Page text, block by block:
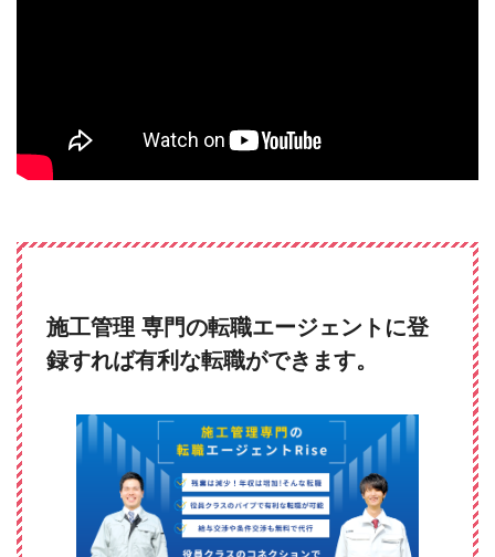
施工管理 専門の転職エージェントに登
録すれば有利な転職ができます。